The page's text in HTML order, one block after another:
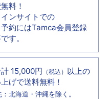
料！
ンサイトでの
約にはTamca会員登録
す。
15,000円 （税込） 以上の
げで送料無料！
北海道・沖縄を除く。